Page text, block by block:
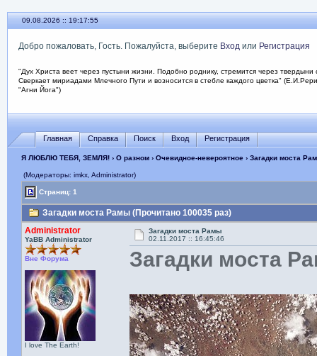
09.08.2026 :: 19:17:57
Добро пожаловать, Гость. Пожалуйста, выберите Входили Регистрация
"Дух Христа веет через пустыни жизни. Подобно роднику, стремится через твердыни
Сверкает мириадами Млечного Пути и возносится в стебле каждого цветка"
"Агни Йога")
Главная Справка Поиск Вход Регистрация
Я ЛЮБЛЮ ТЕБЯ, ЗЕМЛЯ!› О разном› Очевидное-невероятное› Загадки моста
(Модераторы: imkx, Administrator)
Страниц: 1
Загадки моста Рамы (Прочитано 100035 раз)
Administrator
YaBB Administrator
Вне Форума
I love The Earth!
Загадки моста Рамы
02.11.2017 :: 16:45:46
Загадки моста